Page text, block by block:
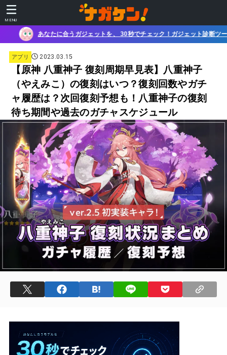
MENU
ジェットを、 30秒でチェック！ガジェット診断ツール
アプリ 2023.03.15
【原神 八重神子 復刻周期早見表】八重神子
（やえみこ）の復刻はいつ？復刻回数やガチ
ャ履歴は？次回復刻予想も！八重神子の復刻
待ち期間や過去のガチャスケジュール